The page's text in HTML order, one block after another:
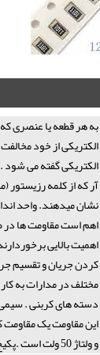
به هر قطعه یا عنصری
الکتریکی از خود
الکتریکی گفته می شود
آر که از کلمه
نشان میدهند. واحد
اهم است مقاومت ها در
اهمیت بالایی
کردن جریان و تقسیم
مختلف در مدارات به
دسته های کربنی .
و ولتاژ 50 ولت است .پکیج آن 0603می باشد